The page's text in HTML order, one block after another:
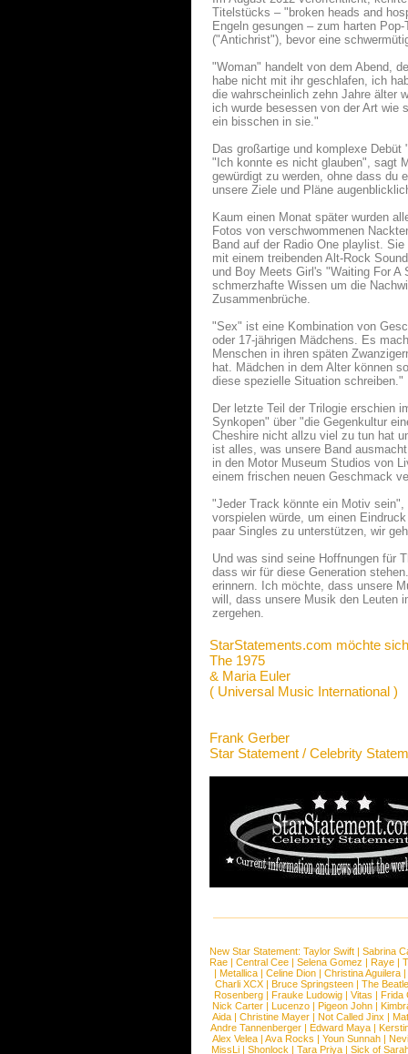
Titelstücks – "broken heads and
Engeln gesungen – zum harten
("Antichrist"), bevor eine
"Woman" handelt von dem Abend,
habe nicht mit ihr geschlafen, ich
die wahrscheinlich zehn Jahre älter
ich wurde besessen von der Art
ein bisschen in sie."
Das großartige und komplexe
"Ich konnte es nicht glauben", sagt
gewürdigt zu werden, ohne dass du
unsere Ziele und Pläne
Kaum einen Monat später wurden
Fotos von verschwommenen
Band auf der Radio One playlist.
mit einem treibenden Alt-Rock
und Boy Meets Girl's "Waiting For
schmerzhafte Wissen um die
Zusammenbrüche.
"Sex" ist eine Kombination von
oder 17-jährigen Mädchens. Es
Menschen in ihren späten
hat. Mädchen in dem Alter können
diese spezielle Situation schreiben."
Der letzte Teil der Trilogie erschien
Synkopen" über "die Gegenkultur
Cheshire nicht allzu viel zu tun hat
ist alles, was unsere Band
in den Motor Museum Studios von
einem frischen neuen Geschmack
"Jeder Track könnte ein Motiv
vorspielen würde, um einen
paar Singles zu unterstützen, wir
Und was sind seine Hoffnungen für
dass wir für diese Generation
erinnern. Ich möchte, dass unsere
will, dass unsere Musik den Leuten
zergehen.
StarStatements.com möchte
The 1975
& Maria Euler
( Universal Music International )
Frank Gerber
Star Statement / Celebrity
New Star Statement: Taylor Swift | Sabrina
Rae |Central Cee |Selena Gomez |Raye |
| Metallica | Celine Dion | Christina Aguilera |
Charli XCX |Bruce Springsteen |The
Rosenberg | Frauke Ludowig | Vitas | Frida
Nick Carter | Lucenzo | Pigeon John |
Aida |Christine Mayer |Not Called Jinx |
Andre Tannenberger | Edward Maya |
Alex Velea | Ava Rocks | Youn Sunnah |
MissLi | Shonlock | Tara Priya | Sick of